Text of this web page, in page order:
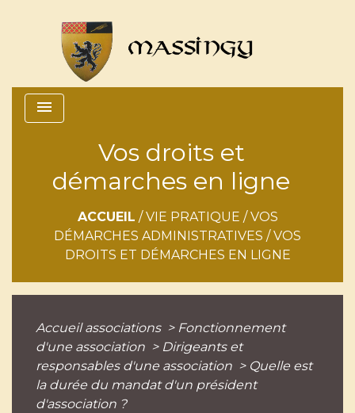
menu
Vos droits et
démarches en ligne
ACCUEIL /VIE PRATIQUE /VOS
DÉMARCHES ADMINISTRATIVES /VOS
DROITS ET DÉMARCHES EN LIGNE
Accueil associations > Fonctionnement
d'une association > Dirigeants et
responsables d'une association > Quelle est
la durée du mandat d'un président
d'association ?